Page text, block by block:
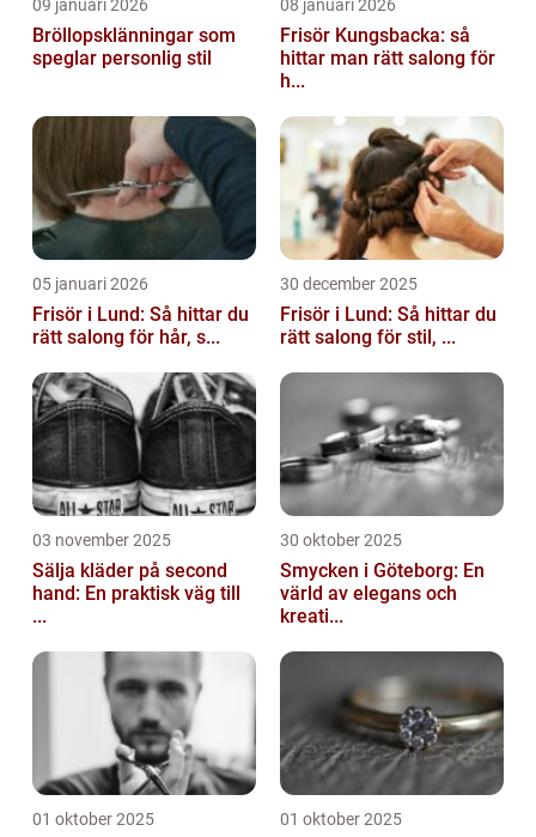
09 januari 2026
Bröllopsklänningar som
speglar personlig stil
08 januari 2026
Frisör Kungsbacka: så
hittar man rätt salong för
h...
05 januari 2026
Frisör i Lund: Så hittar du
rätt salong för hår, s...
30 december 2025
Frisör i Lund: Så hittar du
rätt salong för stil, ...
03 november 2025
Sälja kläder på second
hand: En praktisk väg till
...
30 oktober 2025
Smycken i Göteborg: En
värld av elegans och
kreati...
01 oktober 2025 01 oktober 2025